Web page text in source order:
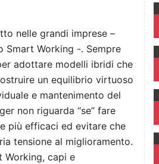
nelle grandi imprese –
Smart Working -. Sempre
adottare modelli ibridi che
un equilibrio virtuoso
e mantenimento del
non riguarda “se” fare
più efficaci ed evitare che
tensione al miglioramento.
Working, capi e